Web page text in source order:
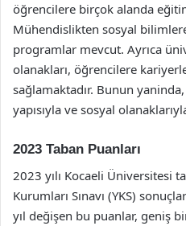
öğrencilere birçok alanda
Mühendislikten sosyal
programlar mevcut. Ayrıca
olanakları, öğrencilere
sağlamaktadır. Bunun
yapısıyla ve sosyal
2023 Taban Puanları
2023 yılı Kocaeli Üniversitesi
Kurumları Sınavı (YKS)
yıl değişen bu puanlar, geniş